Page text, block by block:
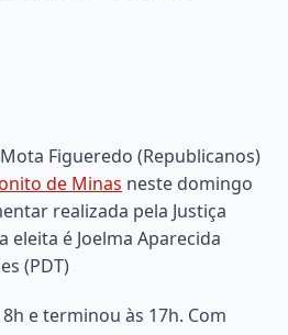
Figueredo (Republicanos)
de Minas neste domingo
realizada pela Justiça
eleita é Joelma Aparecida
(PDT)
e terminou às 17h. Com